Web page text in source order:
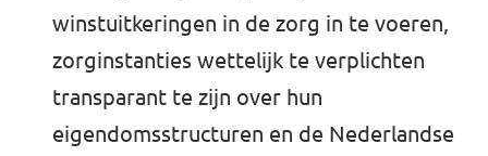
winstuitkeringen in de zorg in te voeren,
zorginstanties wettelijk te verplichten
transparant te zijn over hun
eigendomsstructuren en de Nederlandse